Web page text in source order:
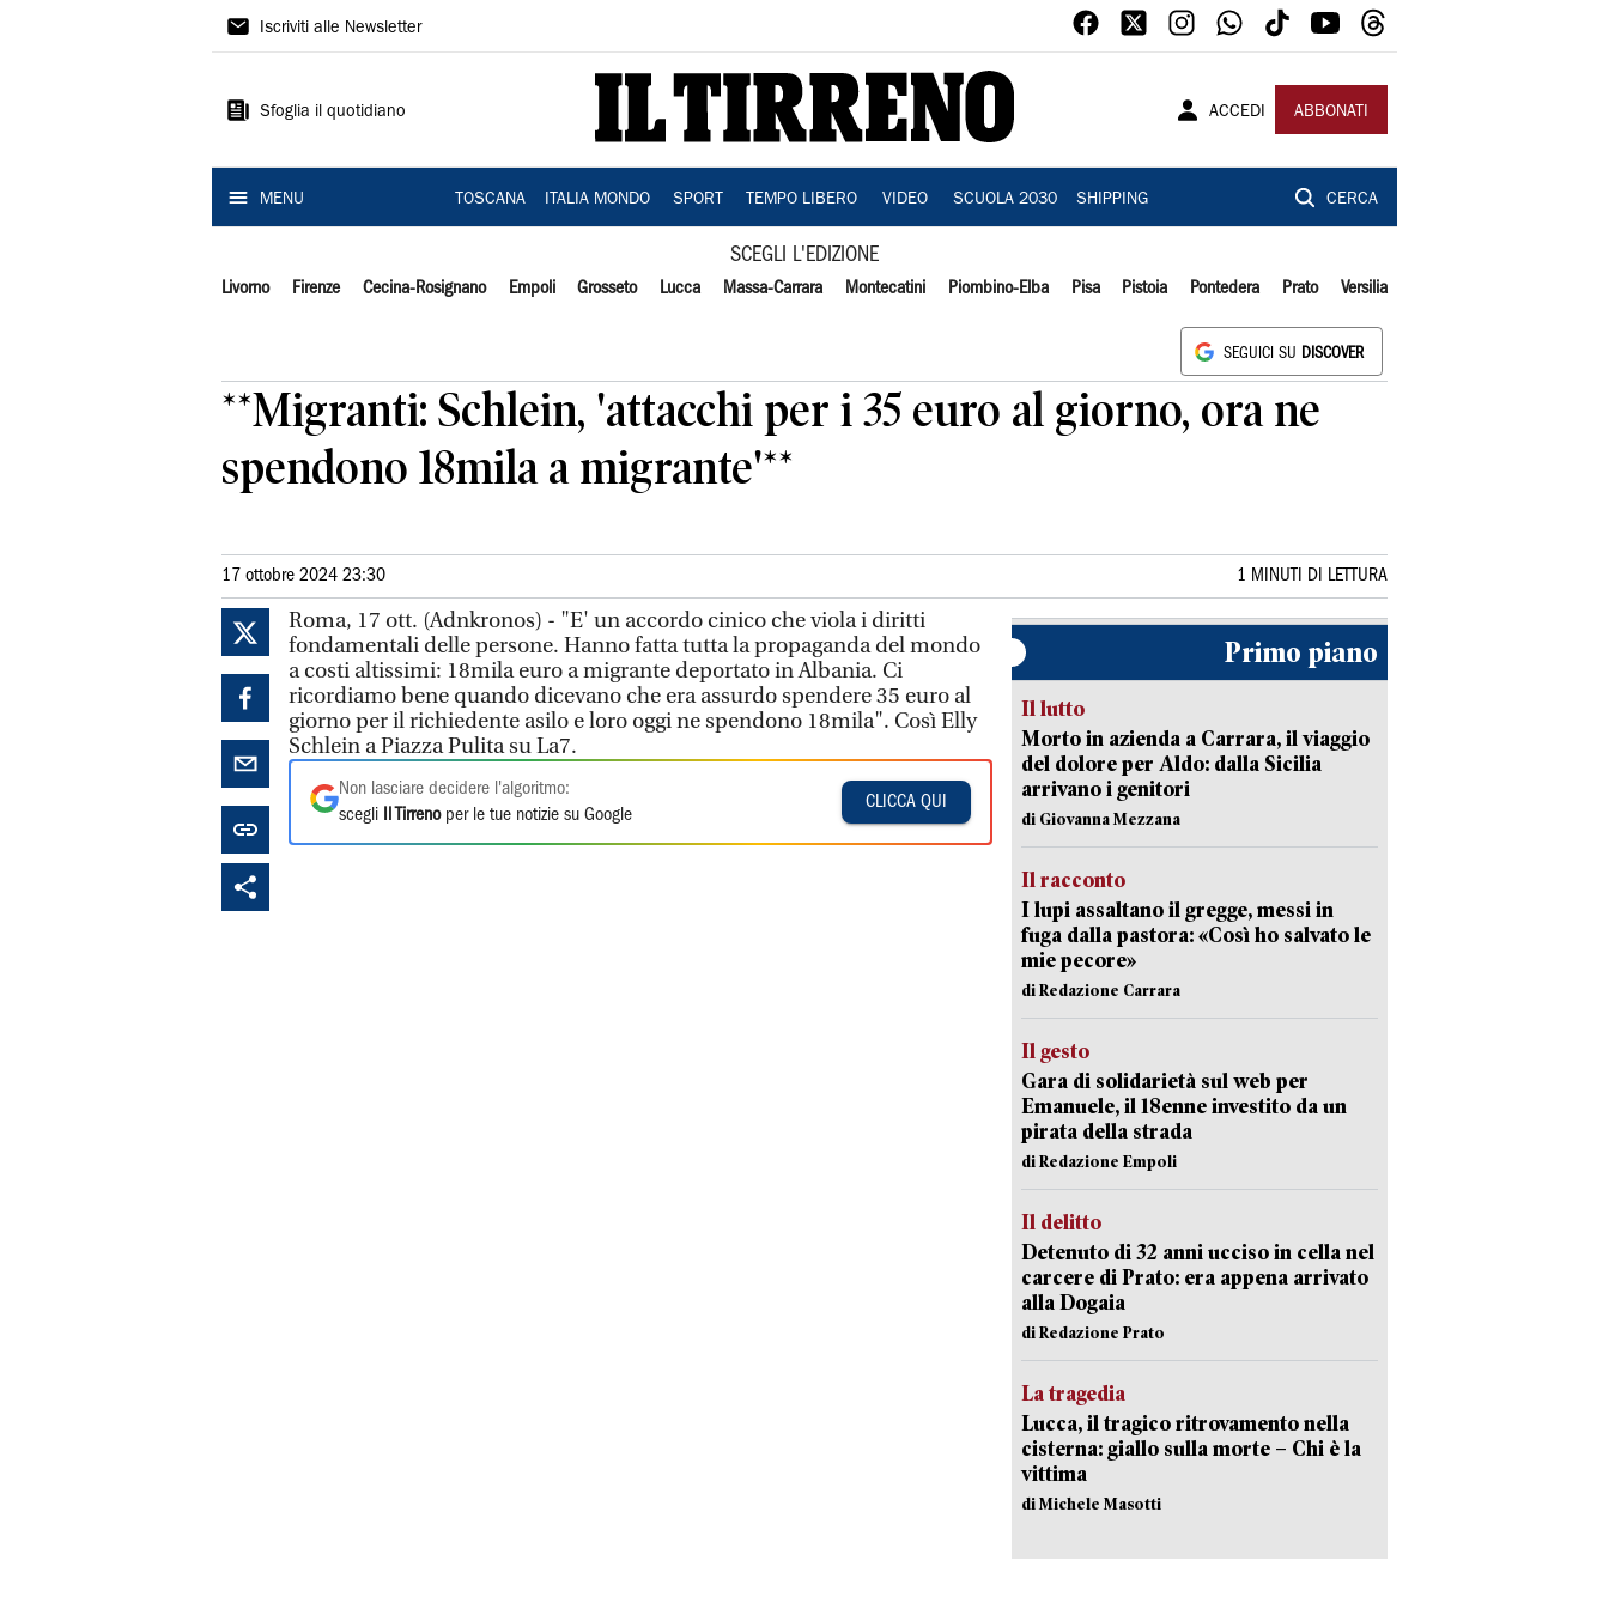
Il
Iscriviti alle Newsletter
Sfoglia il quotidiano ACCEDI ABBONATI
MENU TOSCANA ITALIA MONDO SPORT TEMPO LIBERO VIDEO SCUOLA 2030 SHIPPING CERCA
SCEGLI L'EDIZIONE
Livorno Firenze Cecina-Rosignano Empoli Grosseto Lucca Massa-Carrara Montecatini Piombino-Elba Pisa Pistoia Pontedera Prato Versilia
SEGUICI SU DISCOVER
**Migranti: Schlein, 'attacchi per i 35 euro al giorno, ora ne
spendono 18mila a migrante'**
17 ottobre 2024 23:30 1 MINUTI DI LETTURA
Roma, 17 ott. (Adnkronos) - "E' un accordo cinico che viola i diritti
fondamentali delle persone. Hanno fatta tutta la propaganda del mondo
a costi altissimi: 18mila euro a migrante deportato in Albania. Ci
ricordiamo bene quando dicevano che era assurdo spendere 35 euro al
giorno per il richiedente asilo e loro oggi ne spendono 18mila". Così Elly
Schlein a Piazza Pulita su La7.
Non lasciare decidere l'algoritmo:
scegli
Il Tirrenoper le tue notizie su Google
CLICCA QUI
Primo piano
Il lutto
Morto in azienda a Carrara, il viaggio
del dolore per Aldo: dalla Sicilia
arrivano i genitori
di Giovanna Mezzana
Il racconto
I lupi assaltano il gregge, messi in
fuga dalla pastora: «Così ho salvato le
mie pecore»
di Redazione Carrara
Il gesto
Gara di solidarietà sul web per
Emanuele, il 18enne investito da un
pirata della strada
di Redazione Empoli
Il delitto
Detenuto di 32 anni ucciso in cella nel
carcere di Prato: era appena arrivato
alla Dogaia
di Redazione Prato
La tragedia
Lucca, il tragico ritrovamento nella
cisterna: giallo sulla morte – Chi è la
vittima
di Michele Masotti